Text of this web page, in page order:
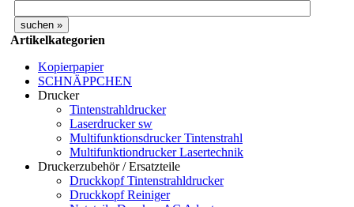
Artikelkategorien
Kopierpapier
SCHNÄPPCHEN
Drucker
Tintenstrahldrucker
Laserdrucker sw
Multifunktionsdrucker Tintenstrahl
Multifunktiondrucker Lasertechnik
Druckerzubehör / Ersatzteile
Druckkopf Tintenstrahldrucker
Druckkopf Reiniger